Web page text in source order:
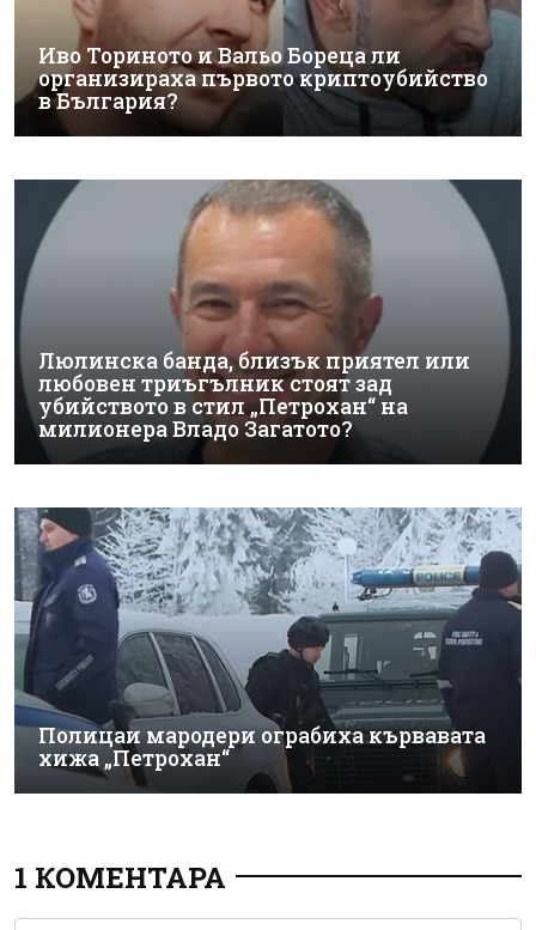
Иво Ториното и Вальо Бореца ли
организираха първото криптоубийство
в България?
Люлинска банда, близък приятел или
любовен триъгълник стоят зад
убийството в стил „Петрохан“ на
милионера Владо Загатото?
Полицаи мародери ограбиха кървавата
хижа „Петрохан“
1 КОМЕНТАРА